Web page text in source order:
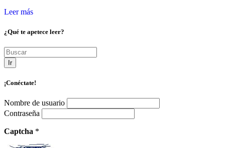
Leer más
¿Qué te apetece leer?
Ir
¡Conéctate!
Nombre de usuario
Contraseña
Captcha *